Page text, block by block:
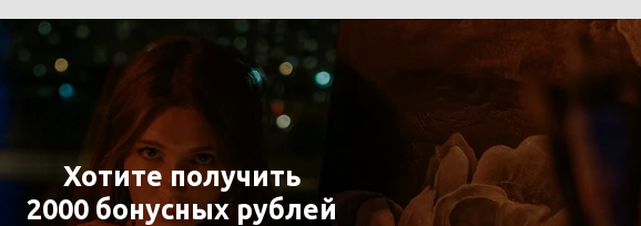
Хотите получить
2000 бонусных рублей